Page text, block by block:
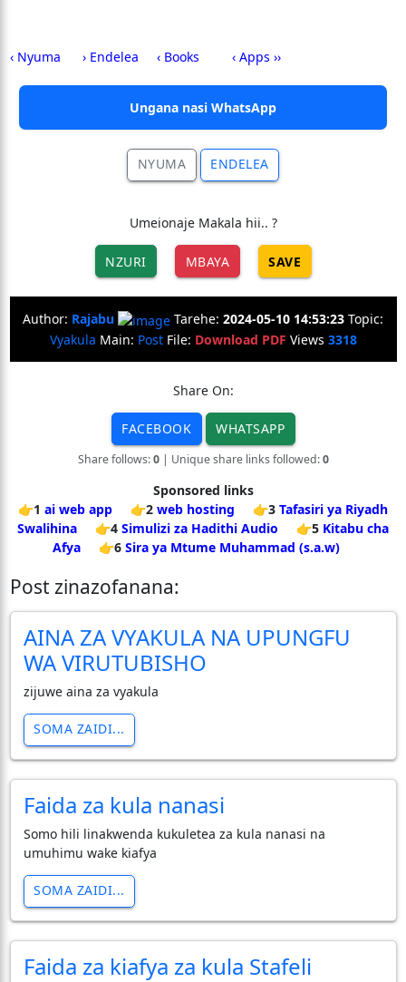
‹ Nyuma › Endelea ‹ Books ‹ Apps ››
Ungana nasi WhatsApp
NYUMA ENDELEA
Umeionaje Makala hii.. ?
NZURI MBAYA SAVE
Author: Rajabu Tarehe: 2024-05-10 14:53:23 Topic:
Vyakula Main: PostFile: Download PDF Views 3318
Share On:
FACEBOOK WHATSAPP
Share follows:0| Unique share links followed:0
Sponsored links
👉1 ai web app 👉2 web hosting 👉3 Tafasiri ya Riyadh
Swalihina
👉4 Simulizi za Hadithi Audio 👉5 Kitabu cha
Afya
👉6 Sira ya Mtume Muhammad (s.a.w)
Post zinazofanana:
AINA ZA VYAKULA NA UPUNGFU
WA VIRUTUBISHO
zijuwe aina za vyakula
SOMA ZAIDI...
Faida za kula nanasi
Somo hili linakwenda kukuletea za kula nanasi na
umuhimu wake kiafya
SOMA ZAIDI...
Faida za kiafya za kula Stafeli